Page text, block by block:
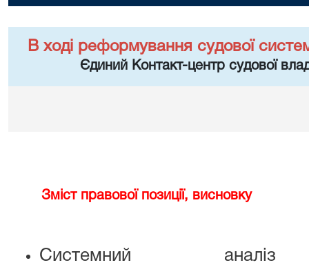
В ході реформування судової
Єдиний Контакт-центр судової
Зміст правової позиції, висновку
Системний аналіз